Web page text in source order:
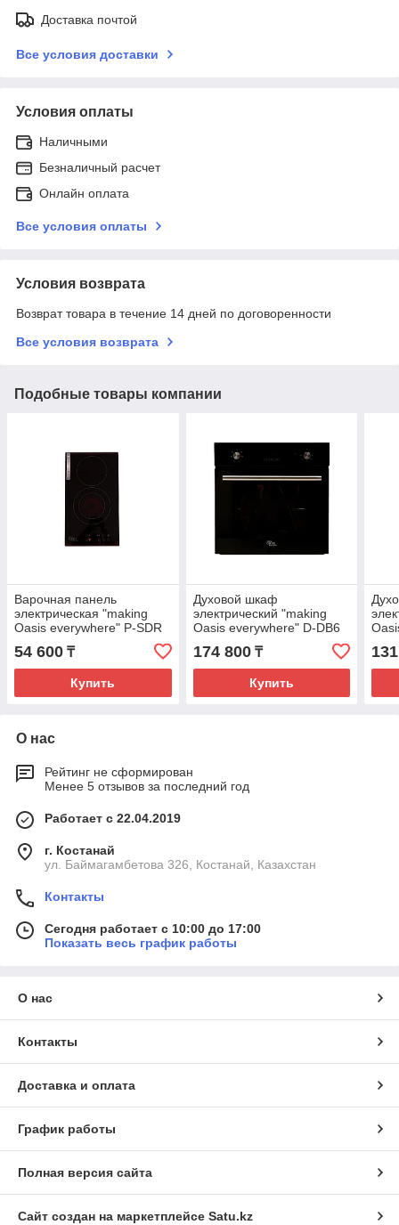
Доставка почтой
Все условия доставки
Условия оплаты
Наличными
Безналичный расчет
Онлайн оплата
Все условия оплаты
Условия возврата
Возврат товара в течение 14 дней по договоренности
Все условия возврата
Подобные товары компании
Варочная панель
электрическая "making
Oasis everywhere" P-SDR
54 600 ₸
Купить
Духовой шкаф
электрический "making
Oasis everywhere" D-DB6
174 800₸
Купить
О нас
Рейтинг не сформирован
Менее 5 отзывов за последний год
Работает с 22.04.2019
г. Костанай
ул. Баймагамбетова 326, Костанай, Казахстан
Контакты
Сегодня работает с 10:00 до 17:00
Показать весь график работы
О нас
Контакты
Доставка и оплата
График работы
Полная версия сайта
Сайт создан на маркетплейсе Satu.kz